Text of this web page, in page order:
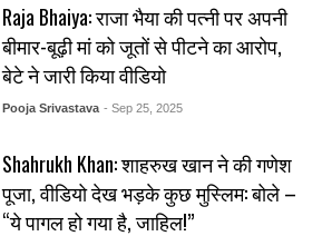
Raja Bhaiya: राजा भैया की पत्नी पर अपनी
बीमार-बूढ़ी मां को जूतों से पीटने का आरोप,
बेटे ने जारी किया वीडियो
Pooja Srivastava - Sep 25, 2025
Shahrukh Khan: शाहरुख खान ने की गणेश
पूजा, वीडियो देख भड़के कुछ मुस्लिम: बोले –
“ये पागल हो गया है, जाहिल!”